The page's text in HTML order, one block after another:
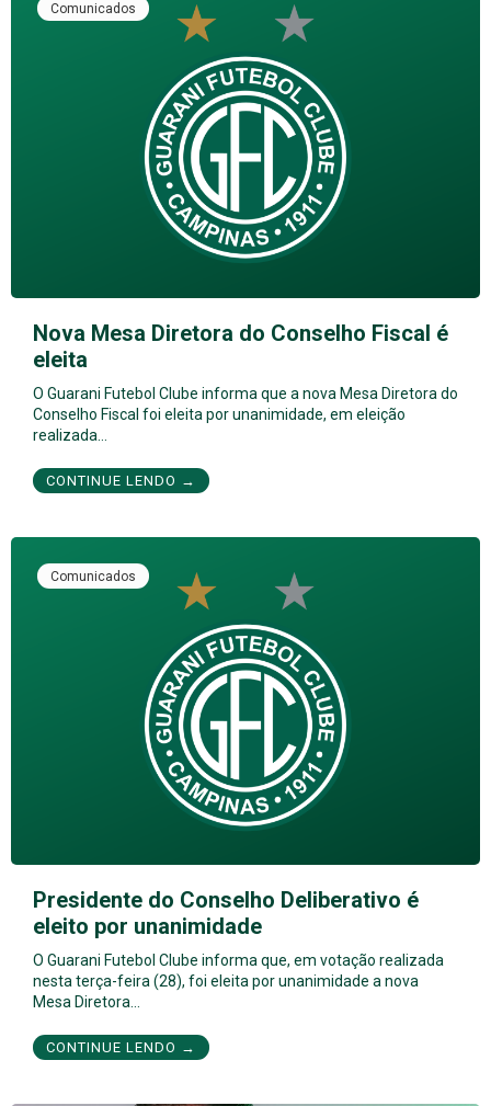
Comunicados
Nova Mesa Diretora do Conselho Fiscal é
eleita
O Guarani Futebol Clube informa que a nova Mesa Diretora do
Conselho Fiscal foi eleita por unanimidade, em eleição
realizada…
CONTINUE LENDO →
Comunicados
Presidente do Conselho Deliberativo é
eleito por unanimidade
O Guarani Futebol Clube informa que, em votação realizada
nesta terça-feira (28), foi eleita por unanimidade a nova
Mesa Diretora…
CONTINUE LENDO →